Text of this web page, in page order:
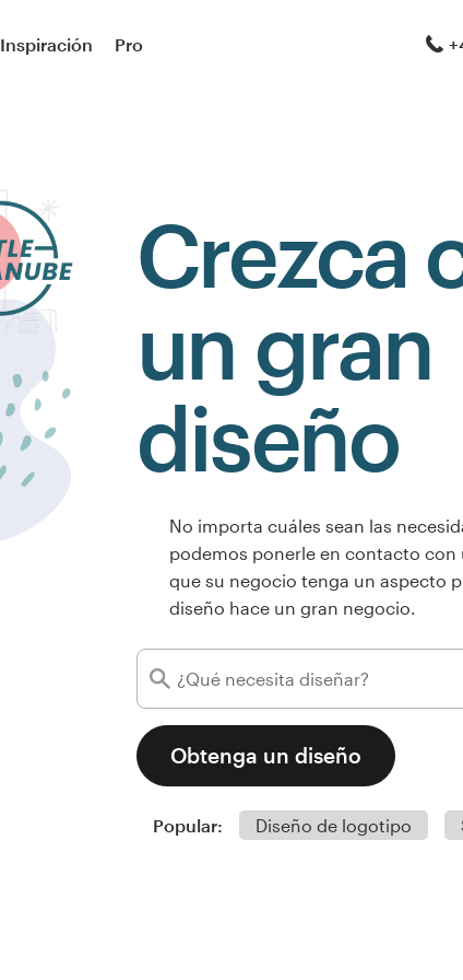
Inspiración Pro
Crezca
un gran
diseño
No importa cuáles sean las
podemos ponerle en contacto con
que su negocio tenga un aspecto
diseño hace un gran negocio.
Obtenga un diseño
Popular: Diseño de logotipo